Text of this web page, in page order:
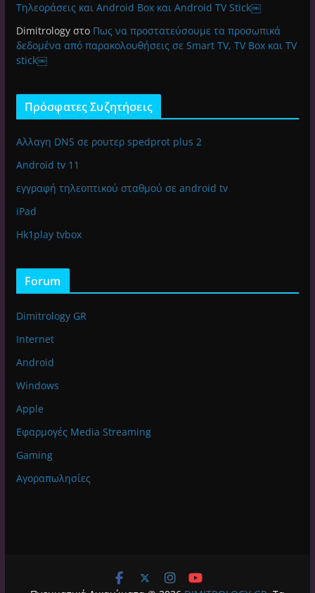
Τηλεοράσεις και Android Box και Android TV Stick￼
Dimitrologyστο Πως να προστατεύσουμε τα προσωπικά
δεδομένα από παρακολουθήσεις σε Smart TV, TV Box και TV
stick￼
Πρόσφατες Συζητήσεις
Αλλαγη DNS σε ρουτερ spedprot plus 2
Android tv 11
εγγραφή τηλεοπτικού σταθμού σε android tv
iPad
Hk1play tvbox
Forum
Dimitrology GR
Internet
Android
Windows
Apple
Εφαρμογές Media Streaming
Gaming
Αγοραπωλησίες